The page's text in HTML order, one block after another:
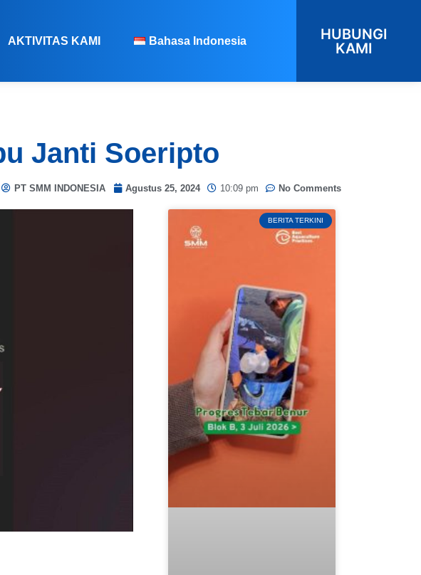
AKTIVITAS KAMI Bahasa Indonesia
HUBUNGI
KAMI
Janti Soeripto
PT SMM INDONESIA Agustus 25, 2024 10:09 pm No Comments
BERITA TERKINI